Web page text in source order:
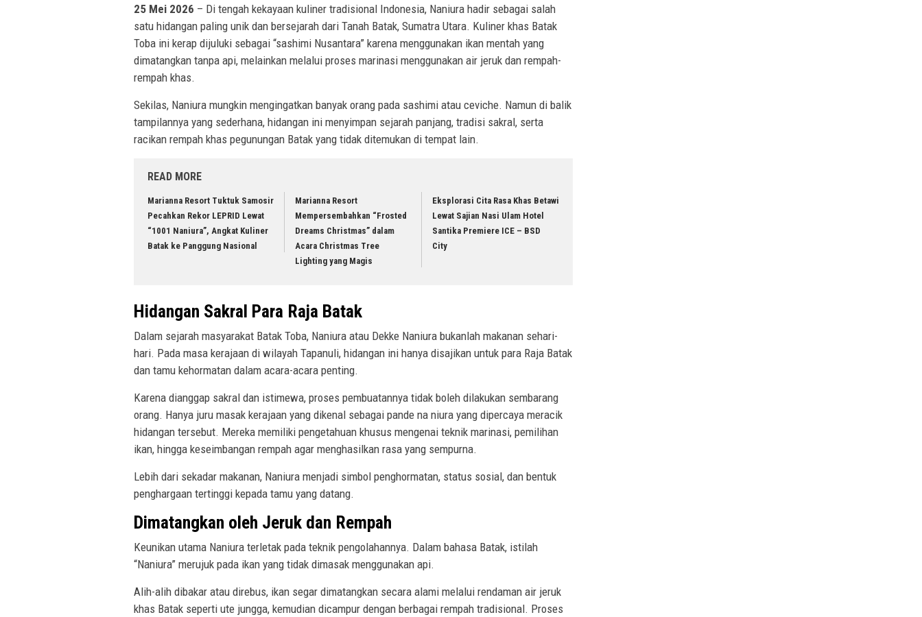
25 Mei 2026 – Di tengah kekayaan kuliner tradisional Indonesia, Naniura hadir sebagai salah
satu hidangan paling unik dan bersejarah dari Tanah Batak, Sumatra Utara. Kuliner khas Batak
Toba ini kerap dijuluki sebagai “sashimi Nusantara” karena menggunakan ikan mentah yang
dimatangkan tanpa api, melainkan melalui proses marinasi menggunakan air jeruk dan rempah-
rempah khas.
Sekilas, Naniura mungkin mengingatkan banyak orang pada sashimi atau ceviche. Namun di balik
tampilannya yang sederhana, hidangan ini menyimpan sejarah panjang, tradisi sakral, serta
racikan rempah khas pegunungan Batak yang tidak ditemukan di tempat lain.
READ MORE
Marianna Resort Tuktuk Samosir
Pecahkan Rekor LEPRID Lewat
“1001 Naniura”, Angkat Kuliner
Batak ke Panggung Nasional
Marianna Resort
Mempersembahkan “Frosted
Dreams Christmas” dalam
Acara Christmas Tree
Lighting yang Magis
Eksplorasi Cita Rasa Khas Betawi
Lewat Sajian Nasi Ulam Hotel
Santika Premiere ICE – BSD
City
Hidangan Sakral Para Raja Batak
Dalam sejarah masyarakat Batak Toba, Naniura atau Dekke Naniura bukanlah makanan sehari-
hari. Pada masa kerajaan di wilayah Tapanuli, hidangan ini hanya disajikan untuk para Raja Batak
dan tamu kehormatan dalam acara-acara penting.
Karena dianggap sakral dan istimewa, proses pembuatannya tidak boleh dilakukan sembarang
orang. Hanya juru masak kerajaan yang dikenal sebagai pande na niura yang dipercaya meracik
hidangan tersebut. Mereka memiliki pengetahuan khusus mengenai teknik marinasi, pemilihan
ikan, hingga keseimbangan rempah agar menghasilkan rasa yang sempurna.
Lebih dari sekadar makanan, Naniura menjadi simbol penghormatan, status sosial, dan bentuk
penghargaan tertinggi kepada tamu yang datang.
Dimatangkan oleh Jeruk dan Rempah
Keunikan utama Naniura terletak pada teknik pengolahannya. Dalam bahasa Batak, istilah
“Naniura” merujuk pada ikan yang tidak dimasak menggunakan api.
Alih-alih dibakar atau direbus, ikan segar dimatangkan secara alami melalui rendaman air jeruk
khas Batak seperti ute jungga, kemudian dicampur dengan berbagai rempah tradisional. Proses